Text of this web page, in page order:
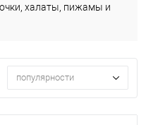
халаты, пижамы и
популярности